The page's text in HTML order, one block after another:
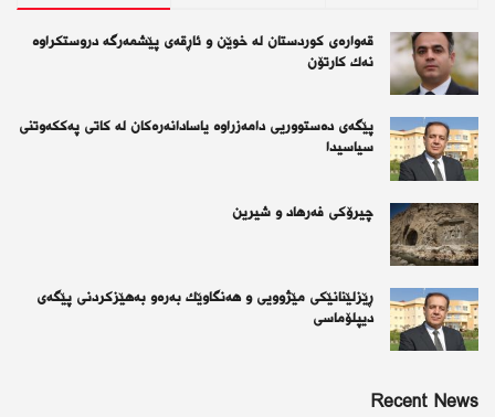
قەوارەی كوردستان لە خوێن و ئاڕقەی پێشمەرگە دروستكراوە
نەك كارتۆن
پێگەی دەستووریی دامەزراوە یاسادانەرەكان لە كاتی پەككەوتنی
سیاسیدا
چیرۆكی فەرهاد و شیرین
ڕێزلێنانێكی مێژوویی و هەنگاوێك بەرەو بەهێزكردنی پێگەی
دیپلۆماسی
Recent News